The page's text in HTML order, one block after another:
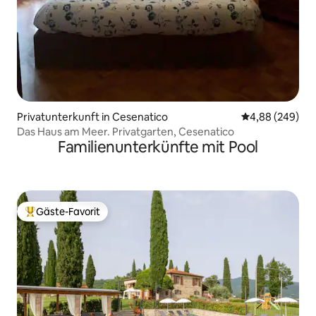
Privatunterkunft in Cesenatico
4,88 (249)
Das Haus am Meer. Privatgarten, Cesenatico
Familienunterkünfte mit Pool
Beliebter Gäste-Favorit.
Gäste-Favorit